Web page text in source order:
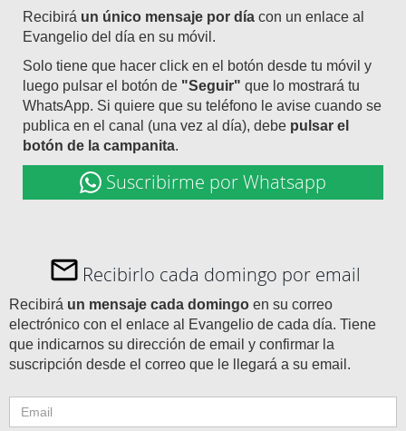
Recibirá un único mensaje por día con un enlace al
Evangelio del día en su móvil.
Solo tiene que hacer click en el botón desde tu móvil y
luego pulsar el botón de "Seguir" que lo mostrará tu
WhatsApp. Si quiere que su teléfono le avise cuando se
publica en el canal (una vez al día), debe pulsar el
botón de la campanita.
Suscribirme por Whatsapp
Recibirlo cada domingo por email
Recibirá un mensaje cada domingo en su correo
electrónico con el enlace al Evangelio de cada día. Tiene
que indicarnos su dirección de email y confirmar la
suscripción desde el correo que le llegará a su email.